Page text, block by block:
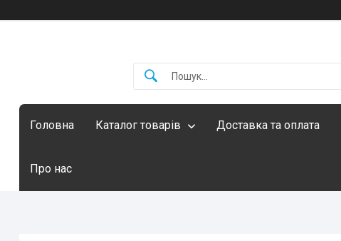
Головна Каталог товарів Доставка та оплата
Про нас